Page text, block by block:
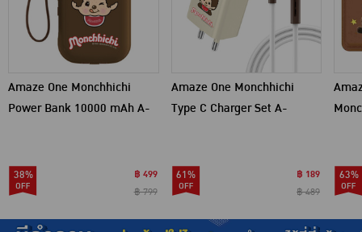
Amaze One Monchhichi
Power Bank 10000 mAh A-
38%
฿ 499
฿ 799
Amaze One Monchhichi
Type C Charger Set A-
61%
฿ 189
฿ 489
63%